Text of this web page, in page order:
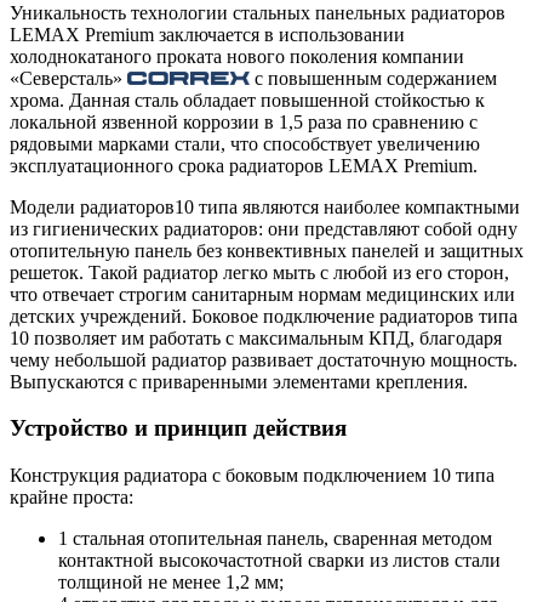
Уникальность технологии стальных панельных радиаторов
LEMAX Premium заключается в использовании
холоднокатаного проката нового поколения компании
«Северсталь»
с повышенным содержанием
хрома. Данная сталь обладает повышенной стойкостью к
локальной язвенной коррозии в 1,5 раза по сравнению с
рядовыми марками стали, что способствует увеличению
эксплуатационного срока радиаторов LEMAX Premium.
Модели радиаторов10 типа являются наиболее компактными
из гигиенических радиаторов: они представляют собой одну
отопительную панель без конвективных панелей и защитных
решеток. Такой радиатор легко мыть с любой из его сторон,
что отвечает строгим санитарным нормам медицинских или
детских учреждений. Боковое подключение радиаторов типа
10 позволяет им работать с максимальным КПД, благодаря
чему небольшой радиатор развивает достаточную мощность.
Выпускаются с приваренными элементами крепления.
Устройство и принцип действия
Конструкция радиатора с боковым подключением 10 типа
крайне проста:
1 стальная отопительная панель, сваренная методом
контактной высокочастотной сварки из листов стали
толщиной не менее 1,2 мм;